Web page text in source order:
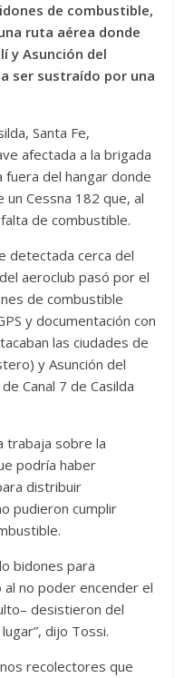
de combustible,
ruta aérea donde
y Asunción del
ser sustraído por una
Santa Fe,
afectada a la brigada
del hangar donde
un Cessna 182 que, al
de combustible.
detectada cerca del
aeroclub pasó por el
de combustible
y documentación con
las ciudades de
y Asunción del
Canal 7 de Casilda
trabaja sobre la
podría haber
distribuir
pudieron cumplir
bidones para
no poder encender el
desistieron del
dijo Tossi.
recolectores que